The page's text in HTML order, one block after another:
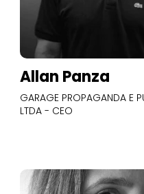
Allan Panza
GARAGE PROPAGANDA E
LTDA - CEO